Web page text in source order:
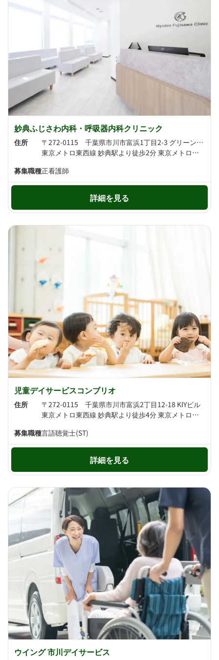
妙典ふじさわ内科・呼吸器内科クリニック
住所
〒272-0115 千葉県市川市富浜1丁目2-3 グリーンフォレスト妙典2F
東京メトロ東西線 妙典駅より徒歩2分 東京メトロ東西線 行徳駅より徒歩18分
募集職種正看護師
詳細を見る
児童デイサービスコンブリオ
住所
〒272-0115 千葉県市川市富浜2丁目12-18 KIYビル
東京メトロ東西線 妙典駅より徒歩4分 東京メトロ東西線 行徳駅より徒歩14分
募集職種言語聴覚士(ST)
詳細を見る
ウイング 市川デイサービス